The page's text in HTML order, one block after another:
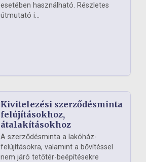
esetében használható. Részletes
útmutató i...
Kivitelezési szerződésminta
felújításokhoz,
átalakításokhoz
A szerződésminta a lakóház-
felújításokra, valamint a bővítéssel
nem járó tetőtér-beépítésekre